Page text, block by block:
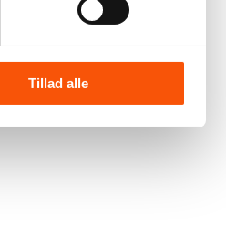
Tillad alle